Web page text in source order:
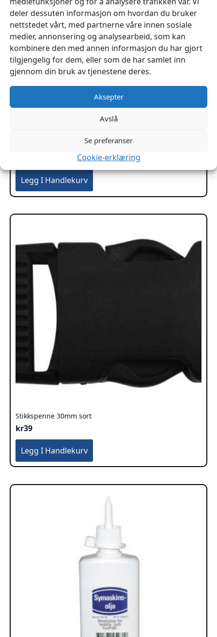
deler dessuten informasjon om hvordan du bruker
nettstedet vårt, med partnerne våre innen sosiale
medier, annonsering og analysearbeid, som kan
kombinere den med annen informasjon du har gjort
tilgjengelig for dem, eller som de har samlet inn
gjennom din bruk av tjenestene deres.
Aksepter
Avslå
Se preferanser
Cookie-erklæring
Møbelspiker Bronse Renessanse 160 1/3 ø12,5mm
Legg I Handlekurv
Stikkspenne 30mm sort
kr39
Legg I Handlekurv